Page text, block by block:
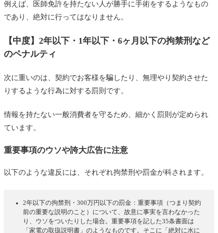
例えば、医師免許を持たない人が勝手に手術をするようなもの
であり、絶対に行ってはなりません。
【中度】2年以下・1年以下・6ヶ月以下の拘禁刑など
のペナルティ
次に重いのは、契約でお客様を騙したり、無理やり契約させた
りするような行為に対する罰則です。
情報を持たない一般消費者を守るため、細かく罰則が定められ
ています。
重要事項のウソや誇大広告に注意
以下のような違反には、それぞれ拘禁刑や罰金が科されます。
2年以下の拘禁刑・300万円以下の罰金：重要事項（つまり契約
前の重要な説明のこと）について、故意に事実を言わなかった
り、ウソをついたりした場合。重要事項を記した35条書面は
「家電の取扱説明書」のようなものです。そこに「絶対に水に